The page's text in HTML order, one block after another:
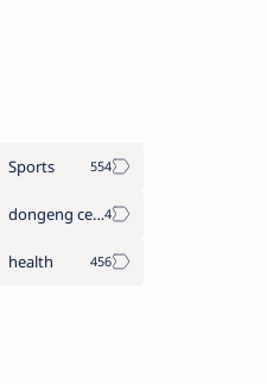
Sports
dongeng cerita legenda
health